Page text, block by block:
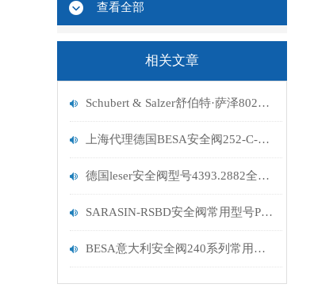
查看全部
相关文章
Schubert & Salzer舒伯特·萨泽8021配西门子定位器
上海代理德国BESA安全阀252-C-H3进口
德国leser安全阀型号4393.2882全进口
SARASIN-RSBD安全阀常用型号P23J13160X3A
BESA意大利安全阀240系列常用型号241-G